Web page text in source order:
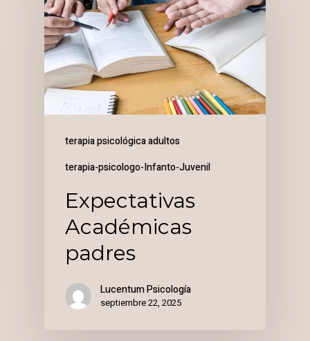
terapia psicológica adultos
terapia-psicologo-Infanto-Juvenil
Expectativas
Académicas
padres
Lucentum Psicología
septiembre 22, 2025